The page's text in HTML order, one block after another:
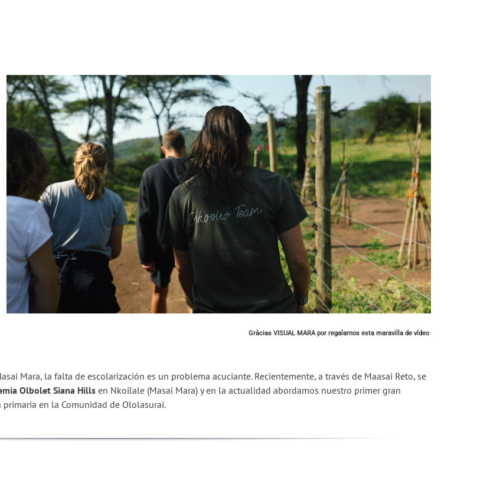
Gràcias VISUAL MARA por regalarnos esta maravilla de vídeo
Mara, la falta de escolarización es un problema acuciante. Recientemente, a través de Maasai Reto, se
Olbolet Siana Hillsen Nkoilale (Masai Mara) y en la actualidad abordamos nuestro primer gran
en la Comunidad de Ololasurai.